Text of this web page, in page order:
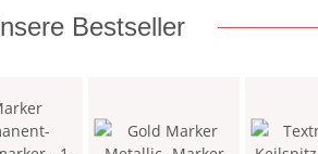
Bestseller